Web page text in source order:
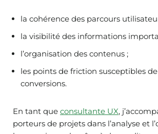
la cohérence des parcours
la visibilité des informations
l’organisation des contenus ;
les points de friction susceptibles
conversions.
En tant que consultante UX,
porteurs de projets dans l’analyse et